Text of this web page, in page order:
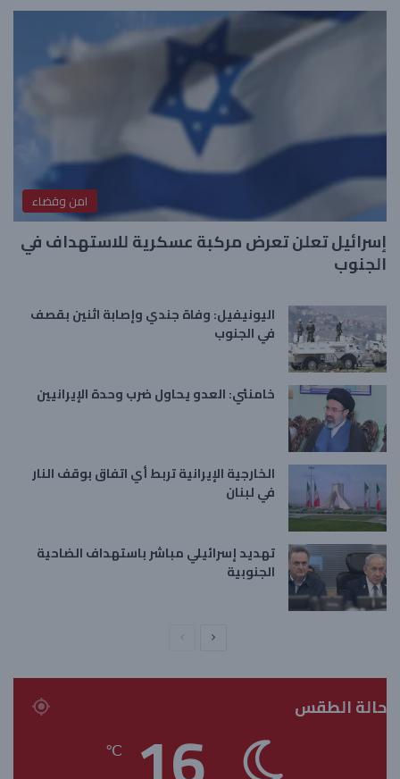
امن وقضاء
إسرائيل تعلن تعرض مركبة عسكرية للاستهداف في
الجنوب
اليونيفيل: وفاة جندي وإصابة اثنين بقصف
في الجنوب
خامنئي: العدو يحاول ضرب وحدة الإيرانيين
الخارجية الإيرانية تربط أي اتفاق بوقف النار
في لبنان
تهديد إسرائيلي مباشر باستهداف الضاحية
الجنوبية
ة
حالة الطقس
℃